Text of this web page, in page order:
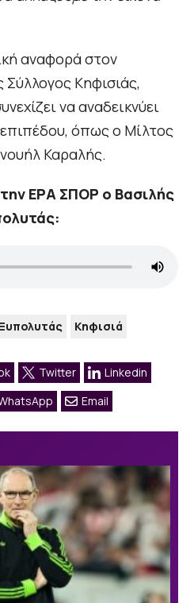
αναφορά στον
Σύλλογος Κηφισιάς,
να αναδεικνύει
όπως ο Μίλτος
Καραλής.
ΕΡΑ ΣΠΟΡ ο Βασιλής
Κηφισιά
Twitter
Linkedin
Email